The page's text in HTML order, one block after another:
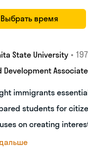
Выбрать время
State University •
Development
immigrants
students for
on creating